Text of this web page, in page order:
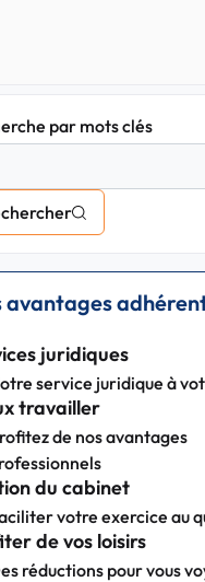
par mots clés
avantages
juridiques
service juridique à
travailler
de nos avantages
du cabinet
votre exercice au
de vos loisirs
réductions pour vous